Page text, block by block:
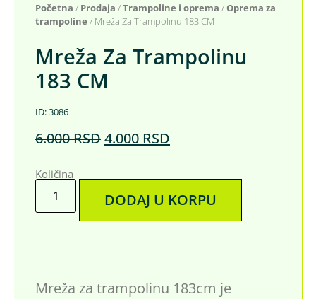
Početna / Prodaja /Trampoline i oprema /Oprema za
trampoline / Mreža Za Trampolinu 183 CM
Mreža Za Trampolinu
183 CM
ID: 3086
6.000RSD4.000 RSD
Količina
DODAJ U KORPU
Mreža za trampolinu 183cm je